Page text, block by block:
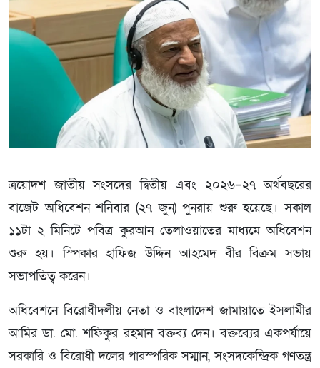
ত্রয়োদশ জাতীয় সংসদের দ্বিতীয় এবং ২০২৬–২৭ অর্থবছরের
বাজেট অধিবেশন শনিবার (২৭ জুন) পুনরায় শুরু হয়েছে। সকাল
১১টা ২ মিনিটে পবিত্র কুরআন তেলাওয়াতের মাধ্যমে অধিবেশন
শুরু হয়। স্পিকার হাফিজ উদ্দিন আহমেদ বীর বিক্রম সভায়
সভাপতিত্ব করেন।
অধিবেশনে বিরোধীদলীয় নেতা ও বাংলাদেশ জামায়াতে ইসলামীর
আমির ডা. মো. শফিকুর রহমান বক্তব্য দেন। বক্তব্যের একপর্যায়ে
সরকারি ও বিরোধী দলের পারস্পরিক সম্মান, সংসদকেন্দ্রিক গণতন্ত্র